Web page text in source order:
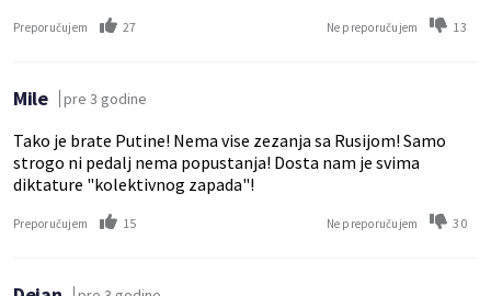
Preporučujem 27 Ne preporučujem 13
Mile pre 3 godine
Tako je brate Putine! Nema vise zezanja sa Rusijom! Samo
strogo ni pedalj nema popustanja! Dosta nam je svima
diktature "kolektivnog zapada"!
Preporučujem 15 Ne preporučujem 30